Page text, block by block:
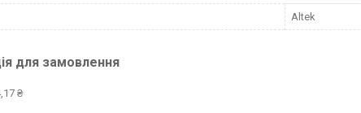
Altek
для замовлення
₴